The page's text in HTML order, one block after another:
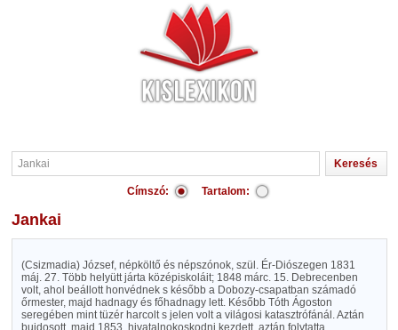
Címszó: Tartalom:
Jankai
(Csizmadia) József, népköltő és népszónok, szül. Ér-Diószegen 1831
máj. 27. Több helyütt járta középiskoláit; 1848 márc. 15. Debrecenben
volt, ahol beállott honvédnek s később a Dobozy-csapatban számadó
őrmester, majd hadnagy és főhadnagy lett. Később Tóth Ágoston
seregében mint tüzér harcolt s jelen volt a világosi katasztrófánál. Aztán
bujdosott, majd 1853. hivatalnokoskodni kezdett, aztán folytatta